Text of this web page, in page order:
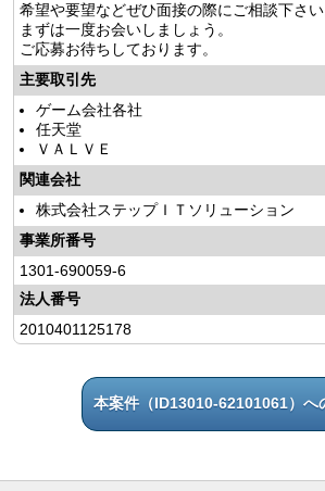
希望や要望などぜひ面接の際にご相談下さい
まずは一度お会いしましょう。
ご応募お待ちしております。
主要取引先
ゲーム会社各社
任天堂
ＶＡＬＶＥ
関連会社
株式会社ステップＩＴソリューション
事業所番号
1301-690059-6
法人番号
2010401125178
本案件（ID13010-62101061）へ